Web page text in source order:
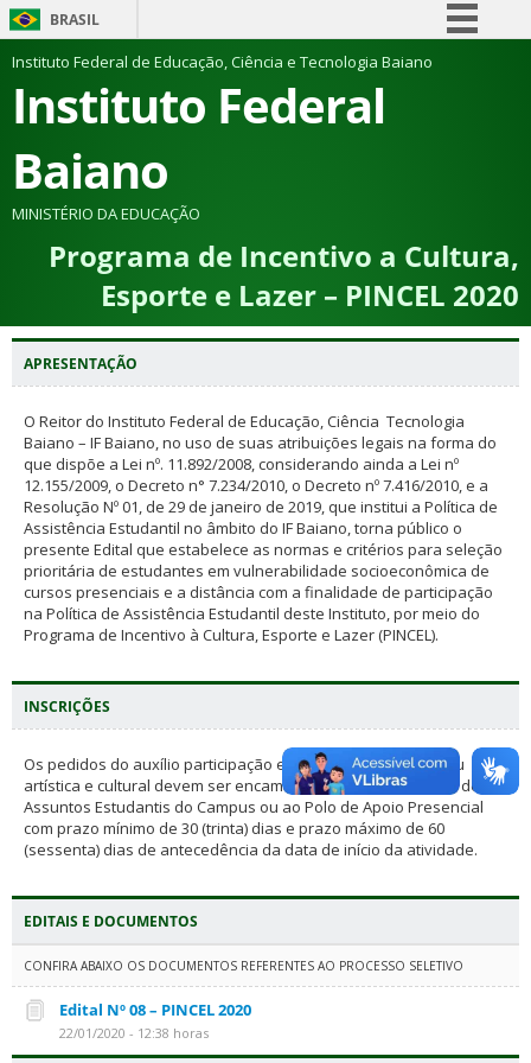
BRASIL
Simplifique!
Comunica BR
Canais
Instituto Federal de Educação, Ciência e Tecnologia Baiano
Instituto Federal
Baiano
MINISTÉRIO DA EDUCAÇÃO
Programa de Incentivo a Cultura,
Esporte e Lazer – PINCEL 2020
APRESENTAÇÃO
O Reitor do Instituto Federal de Educação, Ciência Tecnologia
Baiano – IF Baiano, no uso de suas atribuições legais na forma do
que dispõe a Lei nº. 11.892/2008, considerando ainda a Lei nº
12.155/2009, o Decreto n° 7.234/2010, o Decreto nº 7.416/2010, e a
Resolução Nº 01, de 29 de janeiro de 2019, que institui a Política de
Assistência Estudantil no âmbito do IF Baiano, torna público o
presente Edital que estabelece as normas e critérios para seleção
prioritária de estudantes em vulnerabilidade socioeconômica de
cursos presenciais e a distância com a finalidade de participação
na Política de Assistência Estudantil deste Instituto, por meio do
Programa de Incentivo à Cultura, Esporte e Lazer (PINCEL).
INSCRIÇÕES
Os pedidos do auxílio participação em atividade esportiva ou
artística e cultural devem ser encaminhados à Coordenação de
Assuntos Estudantis do Campus ou ao Polo de Apoio Presencial
com prazo mínimo de 30 (trinta) dias e prazo máximo de 60
(sessenta) dias de antecedência da data de início da atividade.
EDITAIS E DOCUMENTOS
CONFIRA ABAIXO OS DOCUMENTOS REFERENTES AO PROCESSO SELETIVO
Edital Nº 08 – PINCEL 2020
22/01/2020 - 12:38 horas